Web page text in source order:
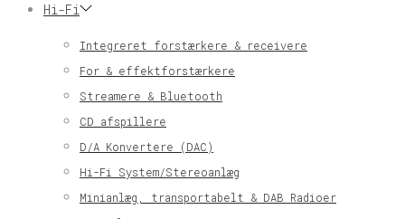
Hi-Fi
Integreret forstærkere & receivere
For & effektforstærkere
Streamere & Bluetooth
CD afspillere
D/A Konvertere (DAC)
Hi-Fi System/Stereoanlæg
Minianlæg, transportabelt & DAB Radioer